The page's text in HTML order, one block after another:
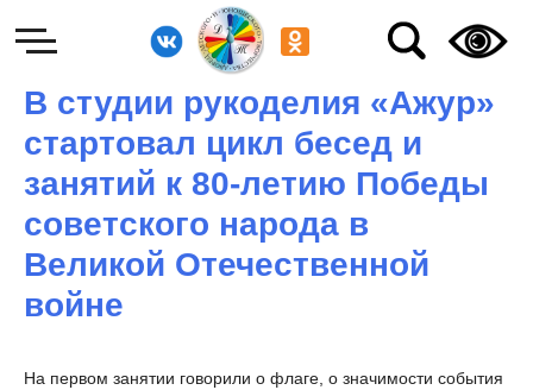
В студии рукоделия «Ажур»
стартовал цикл бесед и
занятий к 80-летию Победы
советского народа в
Великой Отечественной
войне
На первом занятии говорили о флаге, о значимости события